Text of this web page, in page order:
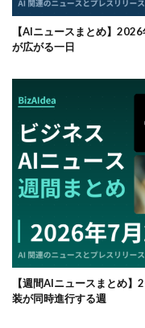
【AIニュースまとめ】
が広がる一日
【週間AIニュースまとめ
装が同時進行する週